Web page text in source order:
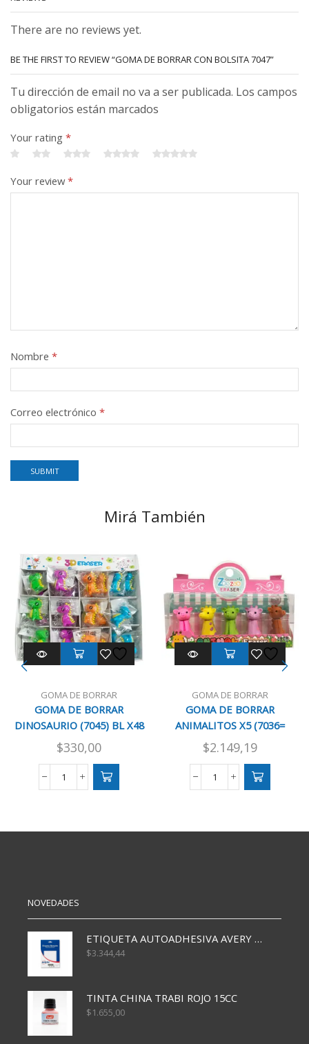
There are no reviews yet.
BE THE FIRST TO REVIEW “GOMA DE BORRAR CON BOLSITA 7047”
Tu dirección de email no va a ser publicada. Los campos
obligatorios están marcados
Your rating *
Your review*
Nombre *
Correo electrónico *
Mirá También
GOMA DE BORRAR
GOMA DE BORRAR
DINOSAURIO (7045) BL X48
$330,00
GOMA
(7045)
GOMA DE BORRAR
GOMA DE BORRAR
ANIMALITOS X5 (7036=
$2.149,19
GOMA
X5
NOVEDADES
ETIQUETA AUTOADHESIVA AVERY 3026 30H 20 X 70
$3.344,44
TINTA CHINA TRABI ROJO 15CC
$1.655,00